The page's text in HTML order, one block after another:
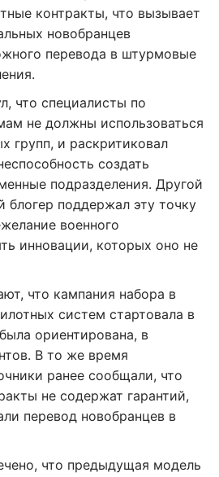
контракты, что вызывает
новобранцев
перевода в штурмовые
что специалисты по
не должны использоваться
групп, и раскритиковал
создать
подразделения. Другой
блогер поддержал эту точку
военного
инновации, которых оно не
что кампания набора в
систем стартовала в
ориентирована, в
В то же время
ранее сообщали, что
не содержат гарантий,
перевод новобранцев в
что предыдущая модель